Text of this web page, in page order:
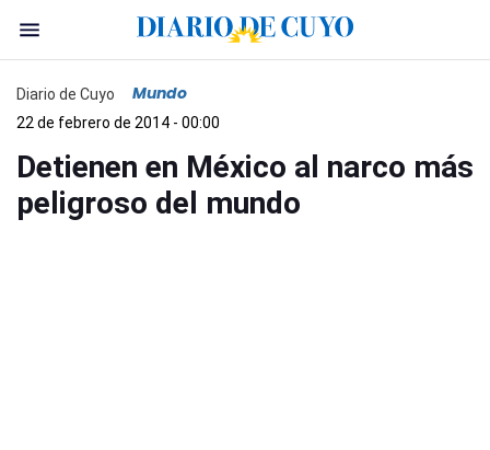
Diario de Cuyo Mundo
22 de febrero de 2014 - 00:00
Detienen en México al narco más
peligroso del mundo